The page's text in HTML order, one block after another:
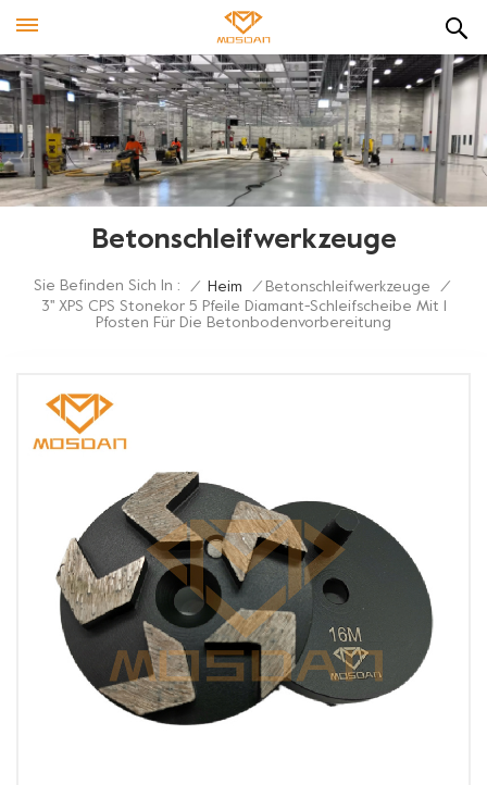
Betonschleifwerkzeuge
Sie Befinden Sich In : / Heim / Betonschleifwerkzeuge
/
3'' XPS CPS Stonekor 5 Pfeile Diamant-Schleifscheibe Mit 1
Pfosten Für Die Betonbodenvorbereitung